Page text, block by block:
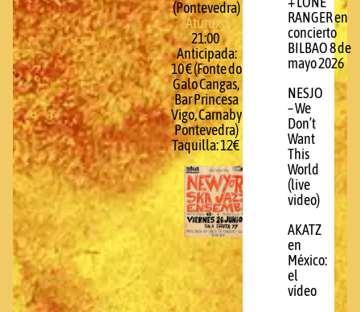
(Pontevedra)
Aturuxo
21:00
Anticipada:
10 € (Fonte do
Galo Cangas,
Bar Princesa
Vigo, Carnaby
Pontevedra)
Taquilla: 12€
RANGER en
concierto
BILBAO 8 de
mayo 2026
NESJO
– We
Don’t
Want
This
World
(live
video)
AKATZ
en
México:
el
vídeo